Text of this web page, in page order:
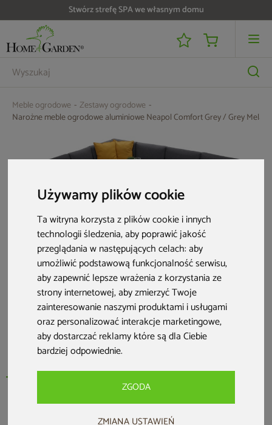
Używamy plików cookie
Ta witryna korzysta z plików cookie i innych
technologii śledzenia, aby poprawić jakość
przeglądania w następujących celach:aby
umożliwić podstawową funkcjonalność serwisu,
aby zapewnić lepsze wrażenia z korzystania ze
strony internetowej,aby zmierzyć Twoje
zainteresowanie naszymi produktami i usługami
oraz personalizować interakcje marketingowe,
aby dostarczać reklamy które są dla Ciebie
bardziej odpowiednie.
ZGODA
ZMIANA USTAWIEŃ
Do 25 000 zł zwrotu na kartę i raty RRSO 0%
Meble ogrodowe
Zestawy ogrodowe
Narożne meble ogrodowe aluminiowe Neapol Comfort Grey / Grey